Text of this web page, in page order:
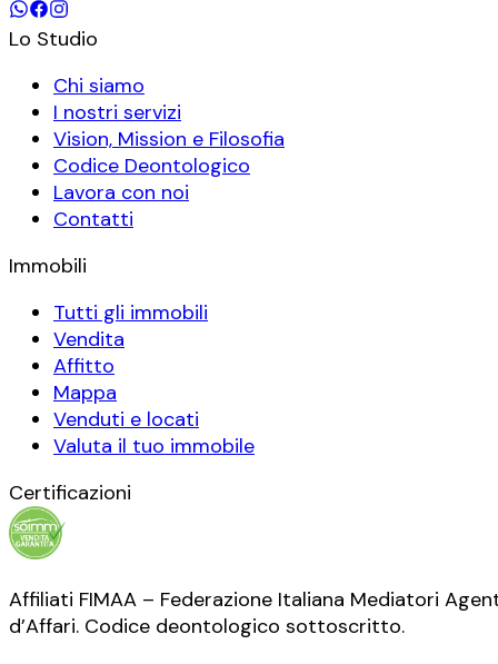
Lo Studio
Chi siamo
I nostri servizi
Vision, Mission e Filosofia
Codice Deontologico
Lavora con noi
Contatti
Immobili
Tutti gli immobili
Vendita
Affitto
Mappa
Venduti e locati
Valuta il tuo immobile
Certificazioni
Affiliati FIMAA – Federazione Italiana Mediatori
d’Affari. Codice deontologico sottoscritto.